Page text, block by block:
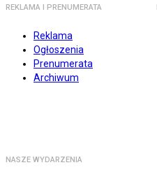
REKLAMA I PRENUMERATA
Reklama
Ogłoszenia
Prenumerata
Archiwum
NASZE WYDARZENIA